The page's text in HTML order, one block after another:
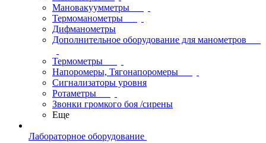
Мановакуумметры
Термоманометры
Дифманометры
Дополнительное оборудование для манометров
Термометры
Напоромеры, Тягонапоромеры
Сигнализаторы уровня
Ротаметры
Звонки громкого боя /сирены
Еще
Лабораторное оборудование